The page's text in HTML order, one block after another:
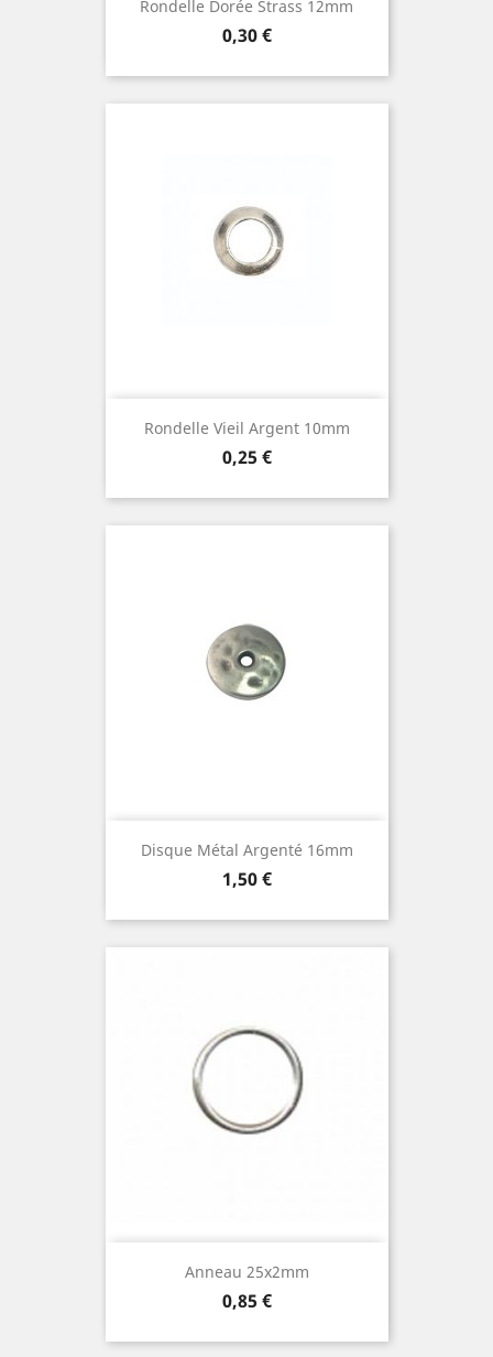
Rondelle Dorée Strass 12mm
Prix
0,30 €
Rondelle Vieil Argent 10mm
Prix
0,25 €
Disque Métal Argenté 16mm
Prix
1,50 €
Anneau 25x2mm
Prix
0,85 €